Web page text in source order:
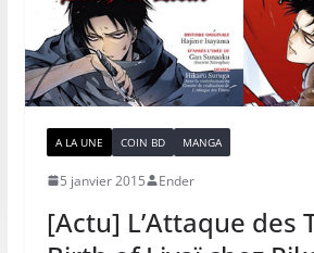
A LA UNE COIN BD MANGA
5 janvier 2015 Ender
[Actu] L’Attaque des